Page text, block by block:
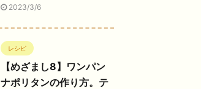
2023/3/6
レシピ
【めざまし8】ワンパン
ナポリタンの作り方。テ